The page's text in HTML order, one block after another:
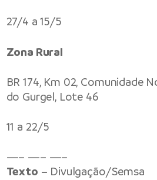
27/4 a 15/5
Zona Rural
BR 174, Km 02, Comunidade
do Gurgel, Lote 46
11 a 22/5
—– —– —–
Texto – Divulgação/Semsa